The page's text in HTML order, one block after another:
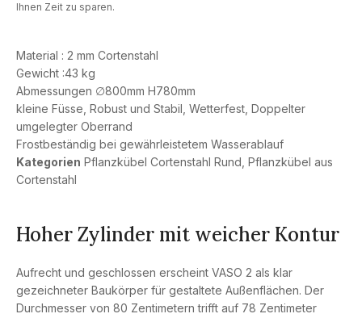
Material : 2 mm Cortenstahl
Gewicht :43 kg
Abmessungen ∅800mm H780mm
kleine Füsse, Robust und Stabil, Wetterfest, Doppelter
umgelegter Oberrand
Frostbeständig bei gewährleistetem Wasserablauf
Kategorien Pflanzkübel Cortenstahl Rund Pflanzkübel aus
Cortenstahl
Hoher Zylinder mit weicher Kontur
Aufrecht und geschlossen erscheint VASO 2 als klar
gezeichneter Baukörper für gestaltete Außenflächen. Der
Durchmesser von 80 Zentimetern trifft auf 78 Zentimeter
Ihnen Zeit zu sparen.